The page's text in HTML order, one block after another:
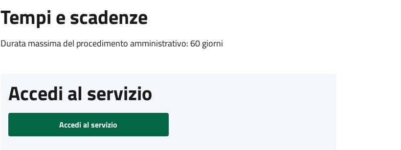
Tempi e scadenze
Durata massima del procedimento amministrativo: 60 giorni
Accedi al servizio
Accedi al servizio